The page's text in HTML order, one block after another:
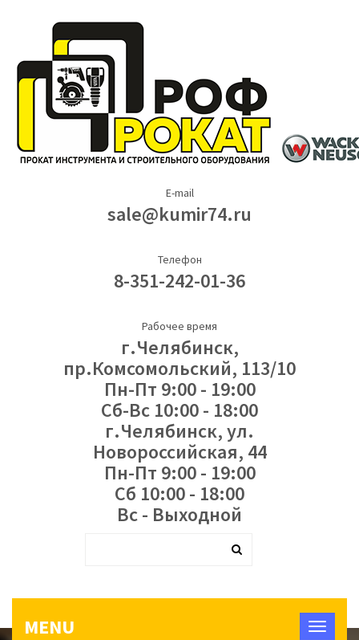
E-mail
sale@kumir74.ru
Телефон
8-351-242-01-36
Рабочее время
г.Челябинск,
пр.Комсомольский, 113/10
Пн-Пт 9:00 - 19:00
Сб-Вс 10:00 - 18:00
г.Челябинск, ул.
Новороссийская, 44
Пн-Пт 9:00 - 19:00
Сб 10:00 - 18:00
Вс - Выходной
MENU